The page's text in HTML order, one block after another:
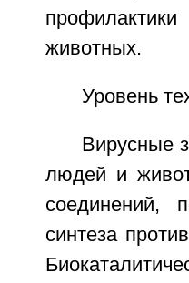
животных.
Уровень
Вирусные
людей и
соединений,
синтеза